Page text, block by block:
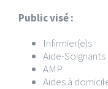
Public visé :
Infirmier(e)s
Aide-Soignants
AMP
Aides à